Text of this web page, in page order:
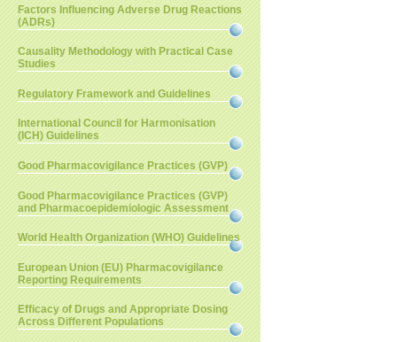
Factors Influencing Adverse Drug Reactions
(ADRs)
Causality Methodology with Practical Case
Studies
Regulatory Framework and Guidelines
International Council for Harmonisation
(ICH) Guidelines
Good Pharmacovigilance Practices (GVP)
Good Pharmacovigilance Practices (GVP)
and Pharmacoepidemiologic Assessment
World Health Organization (WHO) Guidelines
European Union (EU) Pharmacovigilance
Reporting Requirements
Efficacy of Drugs and Appropriate Dosing
Across Different Populations